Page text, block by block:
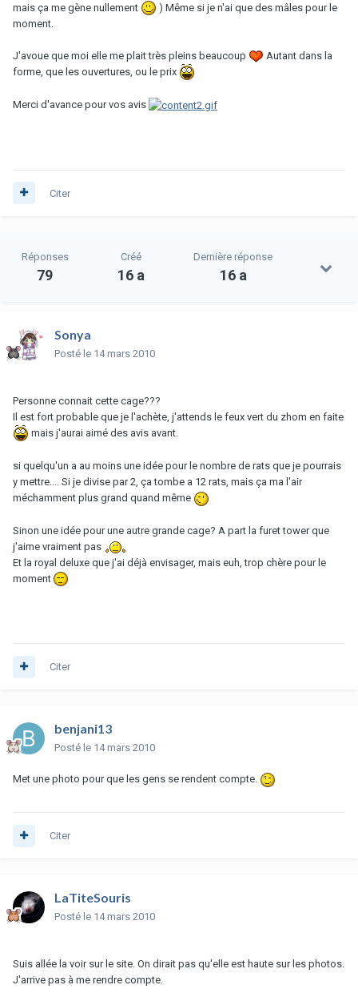
mais ça me gène nullement
) Même si je n'ai que des mâles pour le
moment.
J'avoue que moi elle me plait très pleins beaucoup
Autant dans la
forme, que les ouvertures, ou le prix
Merci d'avance pour vos avis
Citer
Réponses
79
Créé
16 a
Dernière réponse
16 a
Sonya
Posté le 14 mars 2010
Personne connait cette cage???
Il est fort probable que je l'achète, j'attends le feux vert du zhom en faite
mais j'aurai aimé des avis avant.
si quelqu'un a au moins une idée pour le nombre de rats que je pourrais
y mettre.... Si je divise par 2, ça tombe a 12 rats, mais ça ma l'air
méchamment plus grand quand même
Sinon une idée pour une autre grande cage? A part la furet tower que
j'aime vraiment pas
Et la royal deluxe que j'ai déjà envisager, mais euh, trop chère pour le
moment
Citer
benjani13
Posté le 14 mars 2010
Met une photo pour que les gens se rendent compte.
Citer
LaTiteSouris
Posté le 14 mars 2010
Suis allée la voir sur le site. On dirait pas qu'elle est haute sur les photos.
J'arrive pas à me rendre compte.